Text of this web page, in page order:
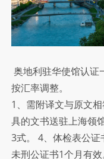
相
关
要
求
奥地利驻华使馆认证
按汇率调整。
1、需附译文与原文
具的文书送驻上海领
3式。 4、体检表公
未刑公证书1个月有